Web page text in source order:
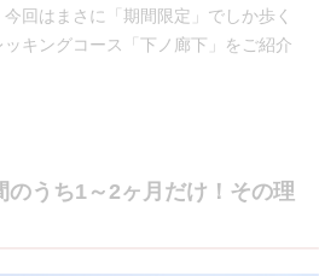
回はまさに「期間限定」でしか歩く
キングコース「下ノ廊下」をご紹介
のうち1～2ヶ月だけ！その理